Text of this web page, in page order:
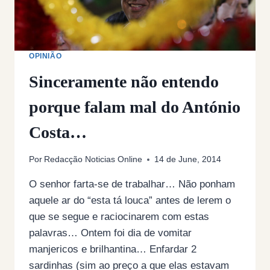
OPINIÃO
Sinceramente não entendo
porque falam mal do António
Costa…
Por Redacção Noticias Online 14 de June, 2014
O senhor farta-se de trabalhar… Não ponham
aquele ar do “esta tá louca” antes de lerem o
que se segue e raciocinarem com estas
palavras… Ontem foi dia de vomitar
manjericos e brilhantina… Enfardar 2
sardinhas (sim ao preço a que elas estavam